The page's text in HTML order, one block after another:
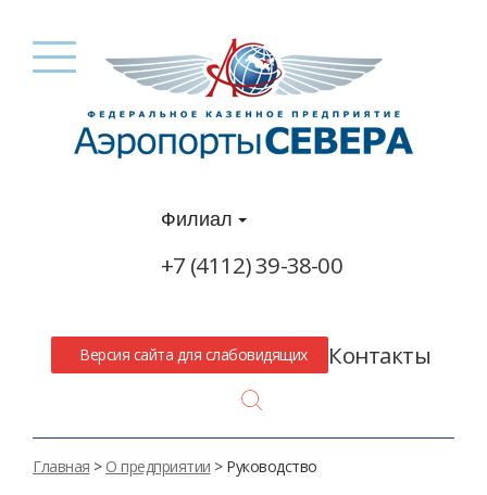
Филиал
+7 (4112) 39-38-00
Версия сайта для слабовидящих Контакты
Главная > О предприятии > Руководство